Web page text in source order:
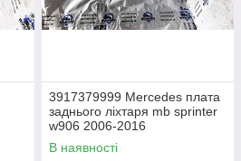
3917379999 Mercedes плата
заднього ліхтаря mb sprinter
w906 2006-2016
В наявності